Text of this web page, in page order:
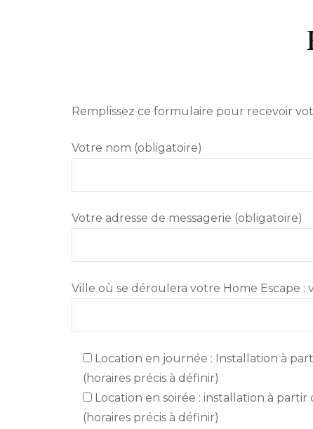
Remplissez ce formulaire pour recevoir
Votre nom (obligatoire)
Votre adresse de messagerie (obligatoire)
Ville où se déroulera votre Home Escape
Location en journée : Installation à
(horaires précis à définir)
Location en soirée : installation à
(horaires précis à définir)